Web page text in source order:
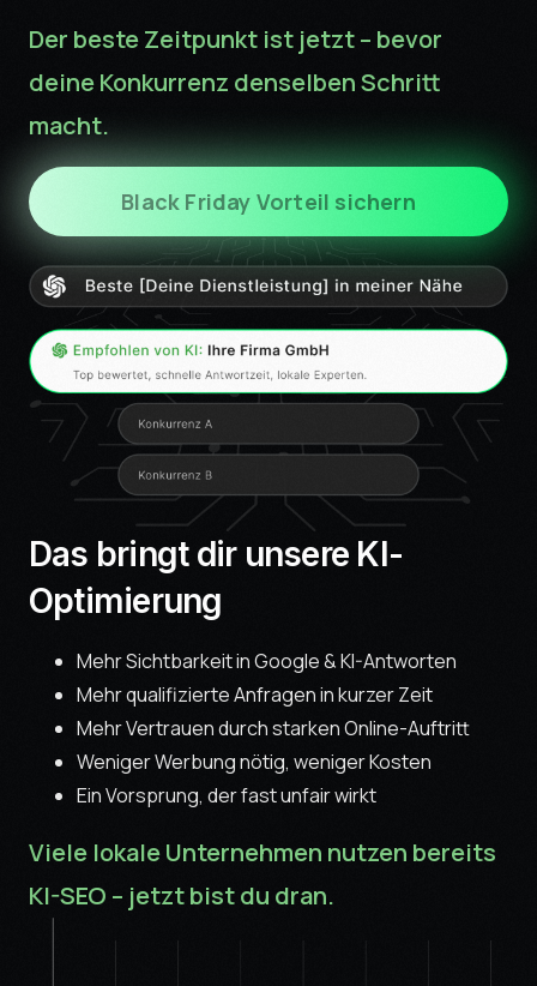
Der beste Zeitpunkt ist jetzt – bevor
deine Konkurrenz denselben Schritt
macht.
Black Friday Vorteil sichern
Das bringt dir unsere KI-
Optimierung
Mehr Sichtbarkeit in Google & KI-Antworten
Mehr qualifizierte Anfragen in kurzer Zeit
Mehr Vertrauen durch starken Online-Auftritt
Weniger Werbung nötig, weniger Kosten
Ein Vorsprung, der fast unfair wirkt
Viele lokale Unternehmen nutzen bereits
KI-SEO – jetzt bist du dran.